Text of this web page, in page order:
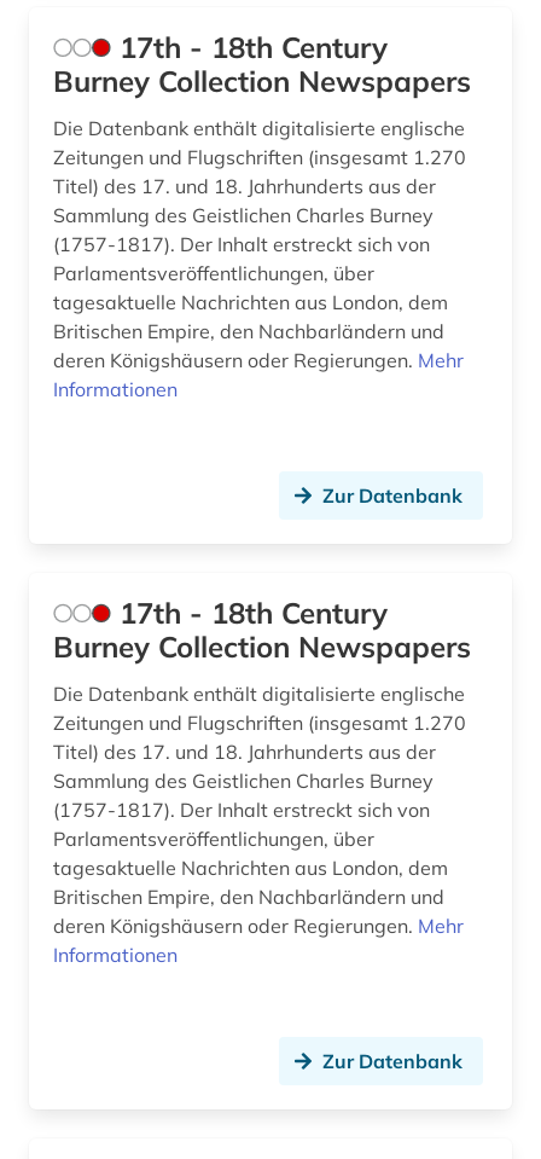
bibliografie (16)
bibliographie (12)
bibliothek (1)
biblische studien (1)
bilanz (1)
bild (3)
bildarchiv (1)
bildungsforschung (1)
biograf (1)
biografie (6)
biographie (10)
biographien (1)
biologie (1)
USA (42)
Ukraine (2)
Ungarn (1)
17th - 18th Century
Burney Collection Newspapers
Die Datenbank enthält digitalisierte englische
Zeitungen und Flugschriften (insgesamt 1.270
Titel) des 17. und 18. Jahrhunderts aus der
Sammlung des Geistlichen Charles Burney
(1757-1817). Der Inhalt erstreckt sich von
Parlamentsveröffentlichungen, über
tagesaktuelle Nachrichten aus London, dem
Britischen Empire, den Nachbarländern und
deren Königshäusern oder Regierungen. Mehr
Informationen
Zur Datenbank
17th - 18th Century
Burney Collection Newspapers
Die Datenbank enthält digitalisierte englische
Zeitungen und Flugschriften (insgesamt 1.270
Titel) des 17. und 18. Jahrhunderts aus der
Sammlung des Geistlichen Charles Burney
(1757-1817). Der Inhalt erstreckt sich von
Parlamentsveröffentlichungen, über
tagesaktuelle Nachrichten aus London, dem
Britischen Empire, den Nachbarländern und
deren Königshäusern oder Regierungen. Mehr
Informationen
Zur Datenbank